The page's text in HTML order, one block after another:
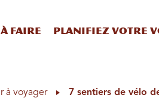
à faire Planifiez votre
à voyager 7 sentiers de vélo